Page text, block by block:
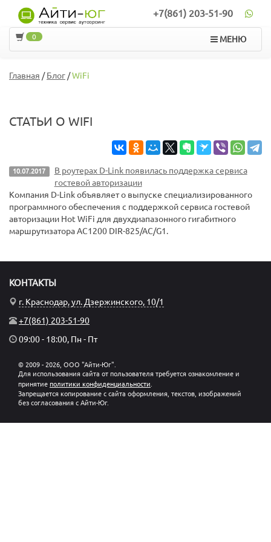
+7(861) 203-51-90
МЕНЮ
0
Главная /Блог/WiFi
СТАТЬИ О WIFI
10.07.2017
В роутерах D-Link появилась поддержка сервиса
гостевой авторизации
Компания D-Link объявляет о выпуске специализированного
программного обеспечения с поддержкой сервиса гостевой
авторизации Hot WiFi для двухдиапазонного гигабитного
маршрутизатора AC1200 DIR-825/AC/G1.
КОНТАКТЫ
г. Краснодар, ул. Дзержинского, 10/1
+7(861) 203-51-90
09:00 - 18:00, Пн - Пт
© 2009 - 2026, ООО "Айти-Юг".
Для использования сайта от пользователя требуется ознакомление и
принятие политики конфиденциальности
Запрещается копирование с сайта оформления, текстов, изображений
без согласования с Айти-Юг.